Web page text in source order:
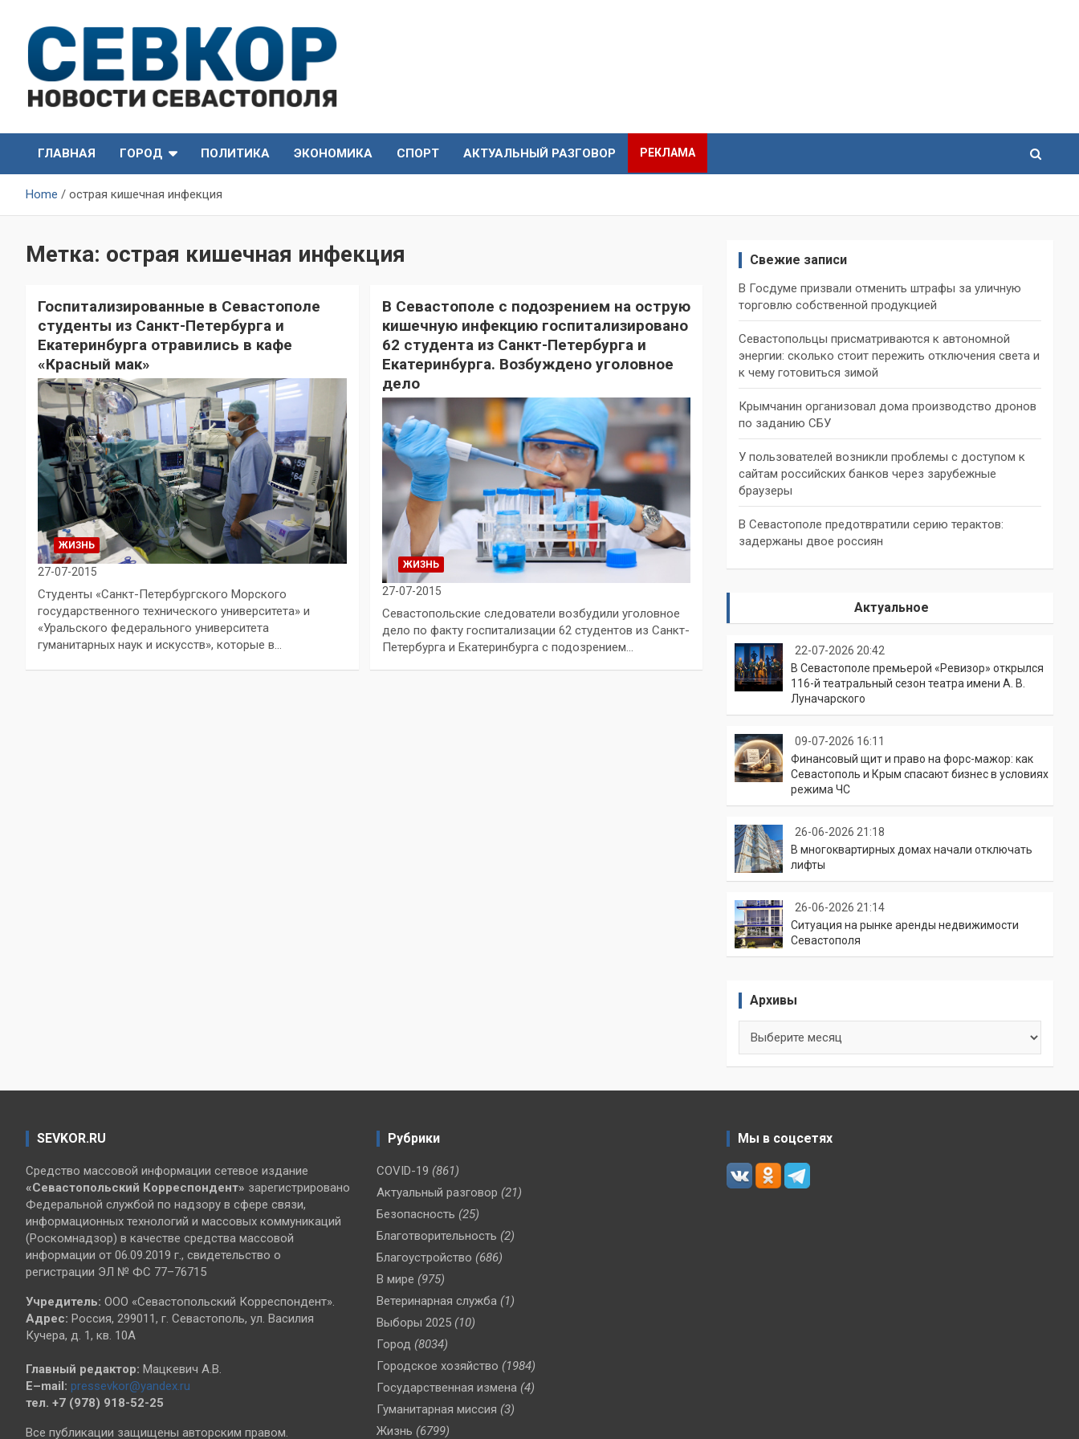
content
СевКор — Новости
Севастополя
Севастополя
ГЛАВНАЯ
ГОРОД ПОЛИТИКА ЭКОНОМИКА СПОРТ АКТУАЛЬНЫЙ РАЗГОВОР РЕКЛАМА
Home острая кишечная инфекция
Метка: острая кишечная инфекция
Госпитализированные в Севастополе
студенты из Санкт-Петербурга и
Екатеринбурга отравились в кафе
«Красный мак»
ЖИЗНЬ
27-07-2015
Студенты «Санкт-Петербургского Морского
государственного технического университета» и
«Уральского федерального университета
гуманитарных наук и искусств», которые в…
В Севастополе с подозрением на острую
кишечную инфекцию госпитализировано
62 студента из Санкт-Петербурга и
Екатеринбурга. Возбуждено уголовное
дело
ЖИЗНЬ
27-07-2015
Севастопольские следователи возбудили уголовное
дело по факту госпитализации 62 студентов из Санкт-
Петербурга и Екатеринбурга с подозрением…
Свежие записи
В Госдуме призвали отменить штрафы за уличную
торговлю собственной продукцией
Севастопольцы присматриваются к автономной
энергии: сколько стоит пережить отключения света и
к чему готовиться зимой
Крымчанин организовал дома производство дронов
по заданию СБУ
У пользователей возникли проблемы с доступом к
сайтам российских банков через зарубежные
браузеры
В Севастополе предотвратили серию терактов:
задержаны двое россиян
Актуальное
22-07-2026 20:42
В Севастополе премьерой «Ревизор» открылся
116-й театральный сезон театра имени А. В.
Луначарского
09-07-2026 16:11
Финансовый щит и право на форс-мажор: как
Севастополь и Крым спасают бизнес в условиях
режима ЧС
26-06-2026 21:18
В многоквартирных домах начали отключать
лифты
26-06-2026 21:14
Ситуация на рынке аренды недвижимости
Севастополя
Архивы
SEVKOR.RU
Средство массовой информации сетевое издание
«Севастопольский Корреспондент» зарегистрировано
Федеральной службой по надзору в сфере связи,
информационных технологий и массовых коммуникаций
(Роскомнадзор) в качестве средства массовой
информации от 06.09.2019 г., свидетельство о
регистрации ЭЛ № ФС 77–76715
Учредитель: ООО «Севастопольский Корреспондент».
Адрес: Россия, 299011, г. Севастополь, ул. Василия
Кучера, д. 1, кв. 10А
Главный редактор: Мацкевич А.В.
E–mail: pressevkor@yandex.ru
тел. +7 (978) 918-52-25
Все публикации защищены авторским правом.
Рубрики
COVID-19 (861)
Актуальный разговор (21)
Безопасность (25)
Благотворительность (2)
Благоустройство (686)
В мире (975)
Ветеринарная служба (1)
Выборы 2025 (10)
Город (8034)
Городское хозяйство (1984)
Государственная измена (4)
Гуманитарная миссия (3)
Жизнь (6799)
Мы в соцсетях